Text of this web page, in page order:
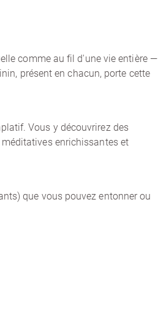
comme au fil d'une vie entière —
présent en chacun, porte cette
Vous y découvrirez des
enrichissantes et
que vous pouvez entonner ou